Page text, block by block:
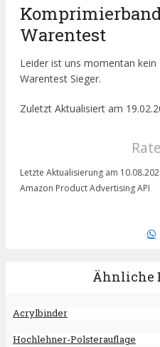
Warentest
Leider ist uns momentan
Warentest Sieger.
Zuletzt Aktualisiert am
Letzte Aktualisierung am
Amazon Product Advertising API
Ähnliche
Acrylbinder
Hochlehner-Polsterauflage